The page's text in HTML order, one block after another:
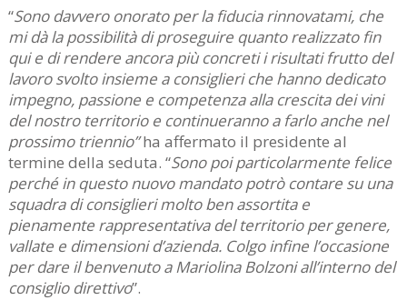
“Sono davvero onorato per la fiducia rinnovatami, che
mi dà la possibilità di proseguire quanto realizzato fin
qui e di rendere ancora più concreti i risultati frutto del
lavoro svolto insieme a consiglieri che hanno dedicato
impegno, passione e competenza alla crescita dei vini
del nostro territorio e continueranno a farlo anche nel
prossimo triennio”ha affermato il presidente al
termine della seduta. “Sono poi particolarmente felice
perché in questo nuovo mandato potrò contare su una
squadra di consiglieri molto ben assortita e
pienamente rappresentativa del territorio per genere,
vallate e dimensioni d’azienda. Colgo infine l’occasione
per dare il benvenuto a Mariolina Bolzoni all’interno del
consiglio direttivo”.